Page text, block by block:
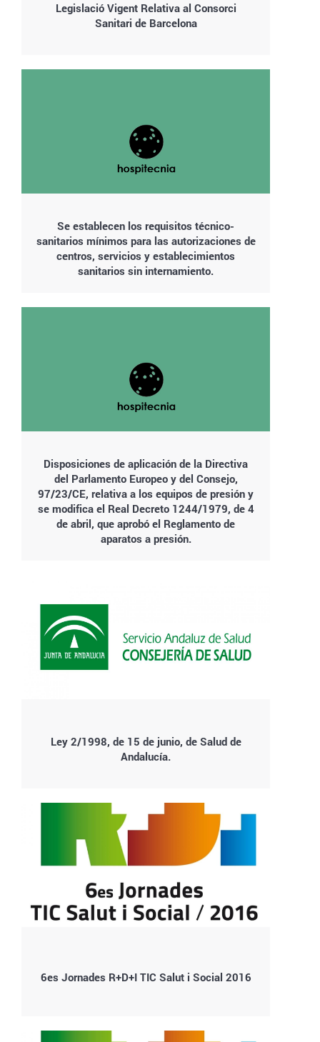
Legislació Vigent Relativa al Consorci
Sanitari de Barcelona
Se establecen los requisitos técnico-
sanitarios mínimos para las autorizaciones de
centros, servicios y establecimientos
sanitarios sin internamiento.
Disposiciones de aplicación de la Directiva
del Parlamento Europeo y del Consejo,
97/23/CE, relativa a los equipos de presión y
se modifica el Real Decreto 1244/1979, de 4
de abril, que aprobó el Reglamento de
aparatos a presión.
Ley 2/1998, de 15 de junio, de Salud de
Andalucía.
6es Jornades R+D+I TIC Salut i Social 2016